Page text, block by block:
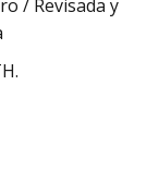
/ Revisada y